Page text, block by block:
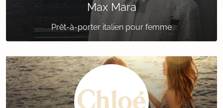
Max Mara
Prêt-à-porter italien pour femme